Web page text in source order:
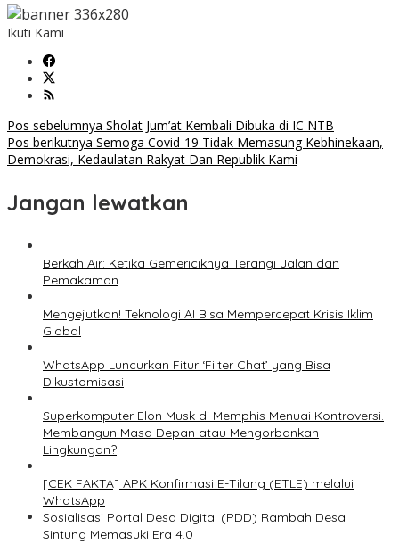
Ikuti Kami
Navigasi
pos
Pos sebelumnya Sholat Jum’at Kembali Dibuka di IC NTB
Pos berikutnya Semoga Covid-19 Tidak Memasung Kebhinekaan,
Demokrasi, Kedaulatan Rakyat Dan Republik Kami
Jangan lewatkan
Berkah Air: Ketika Gemericiknya Terangi Jalan dan
Pemakaman
Mengejutkan! Teknologi AI Bisa Mempercepat Krisis Iklim
Global
WhatsApp Luncurkan Fitur ‘Filter Chat’ yang Bisa
Dikustomisasi
Superkomputer Elon Musk di Memphis Menuai Kontroversi.
Membangun Masa Depan atau Mengorbankan
Lingkungan?
[CEK FAKTA] APK Konfirmasi E-Tilang (ETLE) melalui
WhatsApp
Sosialisasi Portal Desa Digital (PDD) Rambah Desa
Sintung Memasuki Era 4.0